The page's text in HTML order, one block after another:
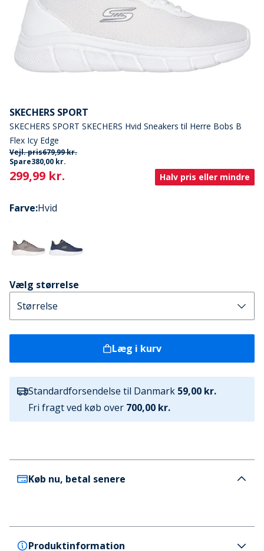
SKECHERS SPORT
SKECHERS SPORT SKECHERS Hvid Sneakers til Herre Bobs B
Flex Icy Edge
Vejl. pris679,99 kr.
Spare380,00 kr.
Current
299,99 kr. Halv pris eller mindre
Farve:Hvid
Vælg størrelse
Læg i kurv
Standardforsendelse til Danmark 59,00 kr.
Fri fragt ved køb over 700,00 kr.
Køb nu, betal senere
Produktinformation